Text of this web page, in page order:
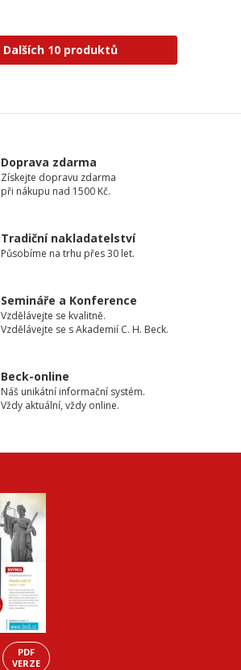
Dalších 10 produktů
Doprava zdarma
Získejte dopravu zdarma
při nákupu nad 1500 Kč.
Tradiční nakladatelství
Působíme na trhu přes 30 let.
Semináře a Konference
Vzdělávejte se kvalitně.
Vzdělávejte se s Akademií C. H. Beck.
Beck-online
Náš unikátní informační systém.
Vždy aktuální, vždy online.
PDF
VERZE